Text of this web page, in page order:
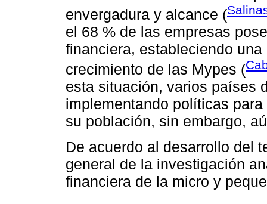
envergadura y alcance (
el 68 % de las empresas
financiera, estableciendo
crecimiento de las Mypes (
esta situación, varios países
implementando políticas
su población, sin embargo,
De acuerdo al desarrollo del
general de la investigación
financiera de la micro y